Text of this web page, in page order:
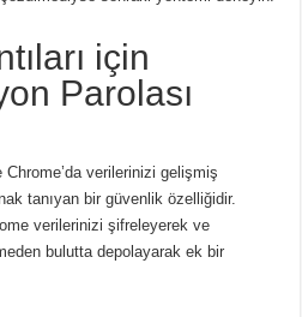
için
Parolası
verilerinizi gelişmiş
tanıyan bir güvenlik özelliğidir.
verilerinizi şifreleyerek ve
bulutta depolayarak ek bir